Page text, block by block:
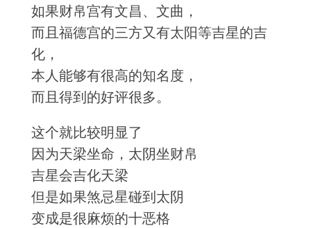
如果财帛宫有文昌、文曲，
而且福德宫的三方又有太阳等吉星的吉
化，
本人能够有很高的知名度，
而且得到的好评很多。
这个就比较明显了
因为天梁坐命，太阴坐财帛
吉星会吉化天梁
但是如果煞忌星碰到太阴
变成是很麻烦的十恶格